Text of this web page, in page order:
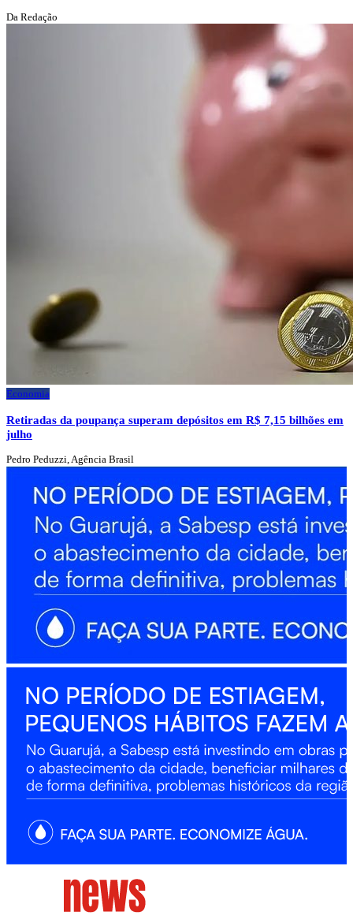
Da Redação
Economia
Retiradas da poupança superam depósitos em R$ 7,15 bilhões em
julho
Pedro Peduzzi, Agência Brasil